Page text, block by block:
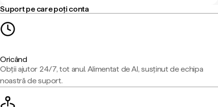
Suport pe care poți conta
Oricând
Obții ajutor 24/7, tot anul. Alimentat de AI, susținut de echipa
noastră de suport.